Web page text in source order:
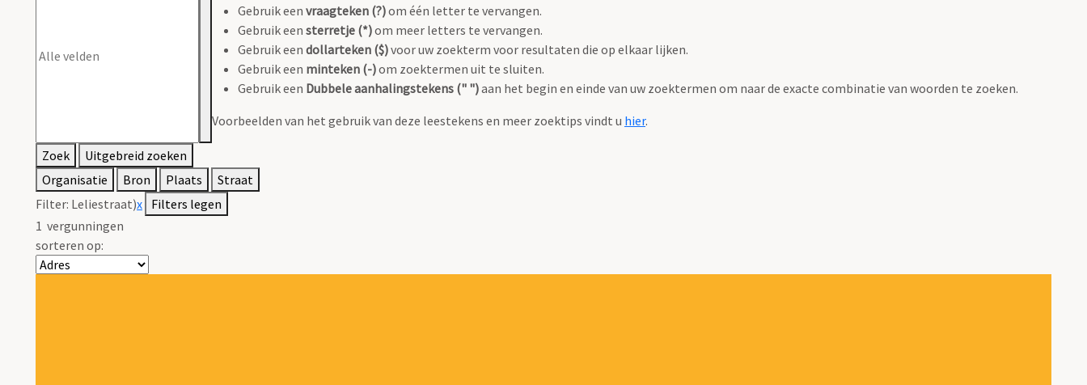
Gebruik een vraagteken (?)om één letter te vervangen.
Gebruik een sterretje (*)om meer letters te vervangen.
Gebruik een dollarteken ($)voor uw zoekterm voor resultaten die op elkaar lijken.
Gebruik een minteken (-)om zoektermen uit te sluiten.
Gebruik een Dubbele aanhalingstekens (" ")aan het begin en einde van uw zoektermen om naar de exacte combinatie van woorden te zoeken.
Voorbeelden van het gebruik van deze leestekens en meer zoektips vindt u hier.
Zoek
Uitgebreid zoeken
Organisatie
Bron Plaats
Straat
Filter: Leliestraat)x Filters legen
1 vergunningen
sorteren op: